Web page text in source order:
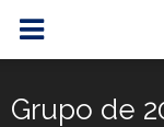
Grupo de